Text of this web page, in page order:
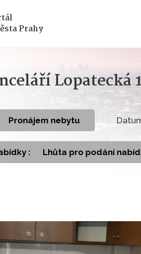
Prahy
Lopatecká
Pronájem nebytu
: Lhůta pro podání